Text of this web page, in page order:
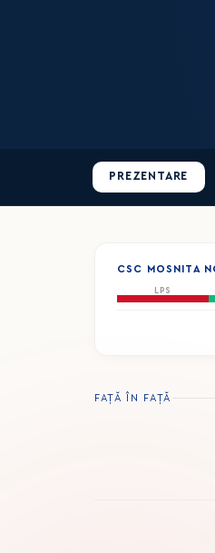
PREZENTARE
CSC MOSNITA
LPS
FAȚĂ ÎN FAȚĂ